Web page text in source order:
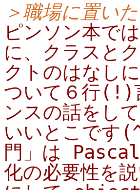
＞職場に置い
ピンソン本で
に、クラスと
クトのはなし
ついて６行(!)
ンスの話をし
いいとこで
門」は Pascal
化の必要性を